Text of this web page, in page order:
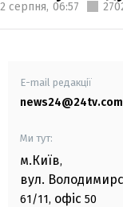
2 серпня, 06:57
E-mail редакції
Ми тут:
м.Київ,
вул.
61/11, офіс 50